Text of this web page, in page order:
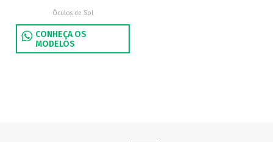
Óculos de Sol
CONHEÇA OS
MODELOS